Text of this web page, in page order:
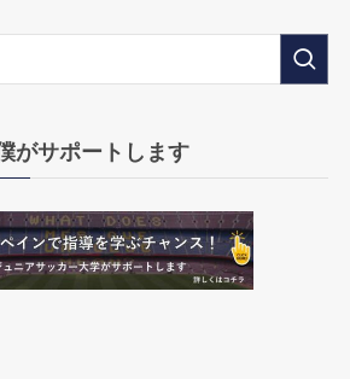
がサポートします